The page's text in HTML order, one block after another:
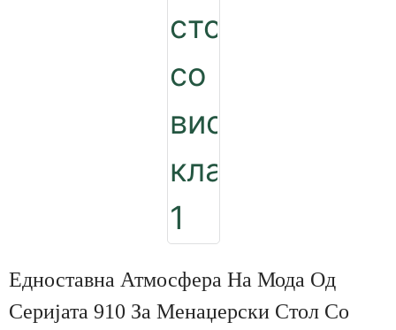
Едноставна Атмосфера На Мода Од
Серијата 910 За Менаџерски Стол Со